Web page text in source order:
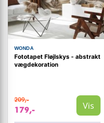
WONDA
Fototapet Fløjlskys - abstrakt
vægdekoration
209,-
179,- Vis